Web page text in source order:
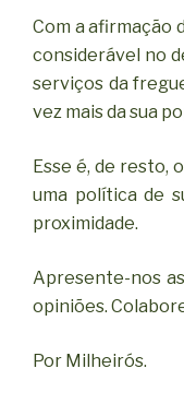
Com a afirmação
considerável no
serviços da
vez mais da sua
Esse é, de resto,
uma política de
proximidade.
Apresente-nos
opiniões.
Por Milheirós.